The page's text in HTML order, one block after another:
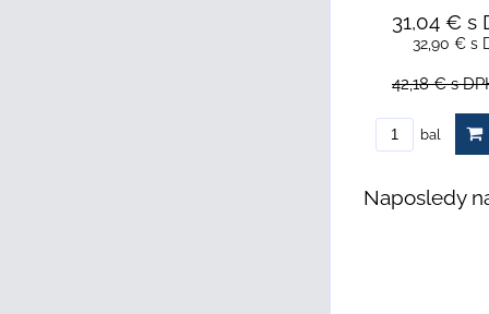
31,04 € s
32,90 € s
42,18 €s
bal
Naposledy